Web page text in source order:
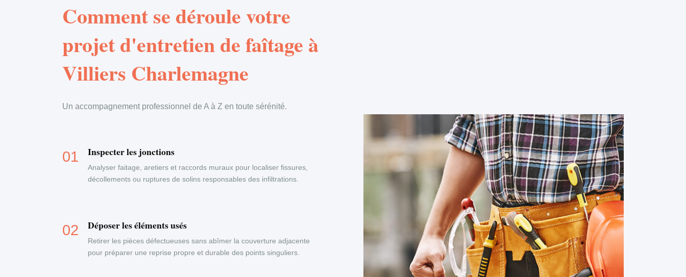
Comment se déroule votre
projet d'entretien de faîtage à
Villiers Charlemagne
Un accompagnement professionnel de A à Z en toute sérénité.
Inspecter les jonctions
Analyser faitage, aretiers et raccords muraux pour localiser fissures,
décollements ou ruptures de solins responsables des infiltrations.
Déposer les éléments usés
Retirer les pièces défectueuses sans abîmer la couverture adjacente
pour préparer une reprise propre et durable des points singuliers.